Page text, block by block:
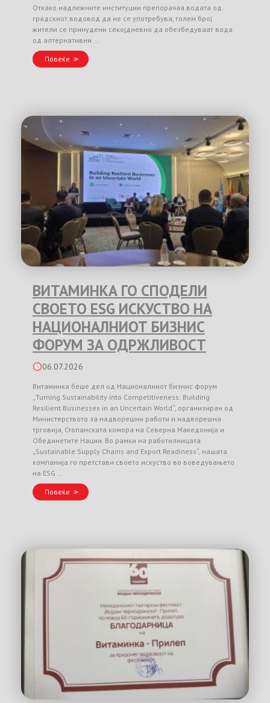
Откако надлежните институции препорачаа водата од
градскиот водовод да не се употребува, голем број
жители се принудени секојдневно да обезбедуваат вода
од алтернативни …
Повеќе
ВИТАМИНКА ГО СПОДЕЛИ
СВОЕТО ESG ИСКУСТВО НА
НАЦИОНАЛНИОТ БИЗНИС
ФОРУМ ЗА ОДРЖЛИВОСТ
06.07.2026
Витаминка беше дел од Националниот бизнис форум
„Turning Sustainability into Competitiveness: Building
Resilient Businesses in an Uncertain World“, организиран од
Министерството за надворешни работи и надворешна
трговија, Стопанската комора на Северна Македонија и
Обединетите Нации. Во рамки на работилницата
„Sustainable Supply Chains and Export Readiness“, нашата
компанија го претстави своето искуство во воведувањето
на ESG …
Повеќе